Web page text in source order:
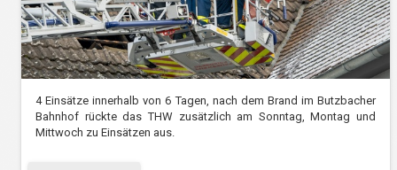
4 Einsätze innerhalb von 6 Tagen, nach dem Brand im Butzbacher
Bahnhof rückte das THW zusätzlich am Sonntag, Montag und
Mittwoch zu Einsätzen aus.